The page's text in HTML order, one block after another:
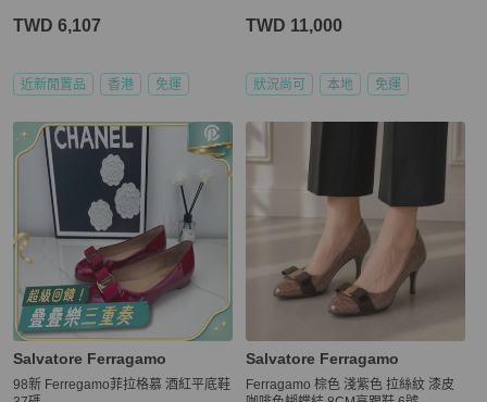
TWD 6,107
近新閒置品 香港 免運
TWD 11,000
狀況尚可 本地 免運
Salvatore Ferragamo
98新 Ferregamo菲拉格慕 酒紅平底鞋
Salvatore Ferragamo
Ferragamo 棕色 淺紫色 拉絲紋 漆皮